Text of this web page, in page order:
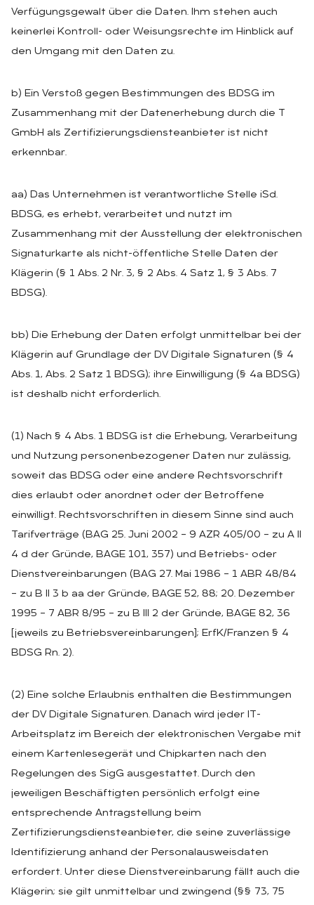
Verfügungsgewalt über die Daten. Ihm stehen auch
keinerlei Kontroll- oder Weisungsrechte im Hinblick auf
den Umgang mit den Daten zu.
b) Ein Verstoß gegen Bestimmungen des BDSG im
Zusammenhang mit der Datenerhebung durch die T
GmbH als Zertifizierungsdiensteanbieter ist nicht
erkennbar.
aa) Das Unternehmen ist verantwortliche Stelle iSd.
BDSG, es erhebt, verarbeitet und nutzt im
Zusammenhang mit der Ausstellung der elektronischen
Signaturkarte als nicht-öffentliche Stelle Daten der
Klägerin (§ 1 Abs. 2 Nr. 3, § 2 Abs. 4 Satz 1, § 3 Abs. 7
BDSG).
bb) Die Erhebung der Daten erfolgt unmittelbar bei der
Klägerin auf Grundlage der DV Digitale Signaturen (§ 4
Abs. 1, Abs. 2 Satz 1 BDSG); ihre Einwilligung (§ 4a BDSG)
ist deshalb nicht erforderlich.
(1) Nach § 4 Abs. 1 BDSG ist die Erhebung, Verarbeitung
und Nutzung personenbezogener Daten nur zulässig,
soweit das BDSG oder eine andere Rechtsvorschrift
dies erlaubt oder anordnet oder der Betroffene
einwilligt. Rechtsvorschriften in diesem Sinne sind auch
Tarifverträge (BAG 25. Juni 2002 – 9 AZR 405/00 – zu A II
4 d der Gründe, BAGE 101, 357) und Betriebs- oder
Dienstvereinbarungen (BAG 27. Mai 1986 – 1 ABR 48/84
– zu B II 3 b aa der Gründe, BAGE 52, 88; 20. Dezember
1995 – 7 ABR 8/95 – zu B III 2 der Gründe, BAGE 82, 36
[jeweils zu Betriebsvereinbarungen]; ErfK/Franzen § 4
BDSG Rn. 2).
(2) Eine solche Erlaubnis enthalten die Bestimmungen
der DV Digitale Signaturen. Danach wird jeder IT-
Arbeitsplatz im Bereich der elektronischen Vergabe mit
einem Kartenlesegerät und Chipkarten nach den
Regelungen des SigG ausgestattet. Durch den
jeweiligen Beschäftigten persönlich erfolgt eine
entsprechende Antragstellung beim
Zertifizierungsdiensteanbieter, die seine zuverlässige
Identifizierung anhand der Personalausweisdaten
erfordert. Unter diese Dienstvereinbarung fällt auch die
Klägerin; sie gilt unmittelbar und zwingend (§§ 73, 75